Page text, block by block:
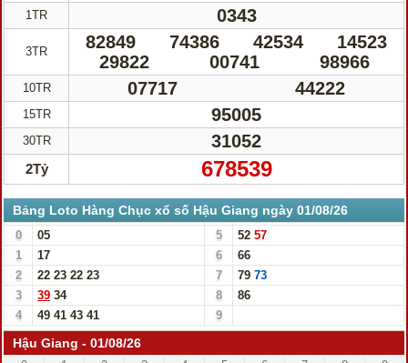
1TR 0343
3TR 82849 74386 42534
14523
29822
00741 98966
10TR 07717 44222
15TR 95005
30TR 31052
2Tỷ 678539
Bảng Loto Hàng Chục xổ số Hậu Giang ngày 01/08/26
0 05 5 52 57
1
17 6
66
2
22 23 22 23 7 79 73
3
39 34 8
86
4
49 41 43 41 9
Hậu Giang - 01/08/26